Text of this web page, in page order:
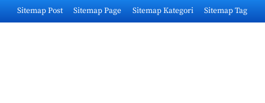
Skip
to
Sitemap Post Sitemap Page Sitemap Kategori Sitemap Tag